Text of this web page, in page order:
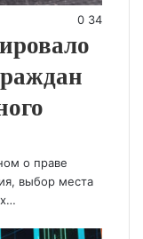
0 34
о праве
выбор места